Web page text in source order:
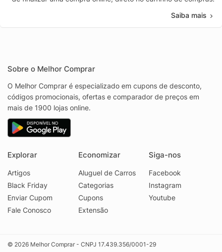
Saiba mais
Sobre o Melhor Comprar
O Melhor Comprar é especializado em cupons de desconto,
códigos promocionais, ofertas e comparador de preços em
mais de 1900 lojas online.
Explorar
Artigos
Black Friday
Enviar Cupom
Fale Conosco
Economizar
Aluguel de Carros
Categorias
Cupons
Extensão
Siga-nos
Facebook
Instagram
Youtube
© 2026 Melhor Comprar - CNPJ 17.439.356/0001-29